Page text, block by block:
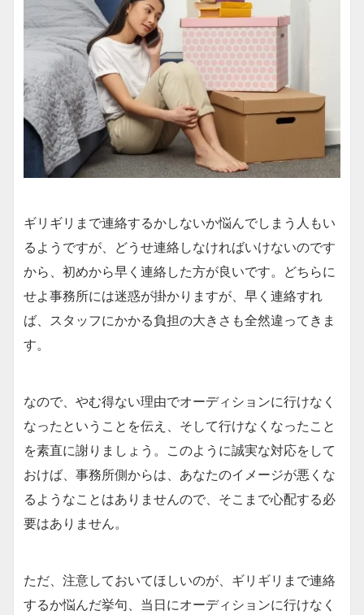
ギリギリまで連絡するかしないか悩んでしまう人もい
るようですが、どうせ連絡しなければいけないのです
から、初めから早く連絡した方が良いです。どちらに
せよ事務所には迷惑が掛かりますが、早く連絡すれ
ば、スタッフにかかる負担の大きさも全然違ってきま
す。
なので、やむ得ない理由でオーディションに行けなく
なったということを伝え、そして行けなくなったこと
を素直に謝りましょう。このように誠実な対応をして
おけば、事務所側からは、あなたのイメージが悪くな
るようなことはありませんので、そこまで心配する必
要はありません。
ただ、注意しておいてほしいのが、ギリギリまで連絡
するか悩んだ挙句、当日にオーディションに行けなく